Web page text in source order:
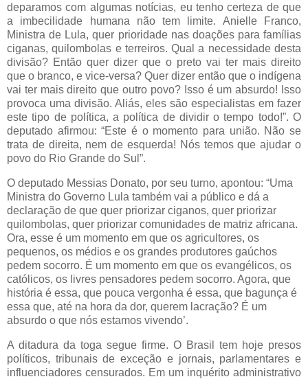
deparamos com algumas notícias, eu tenho certeza de que
a imbecilidade humana não tem limite. Anielle Franco,
Ministra de Lula, quer prioridade nas doações para famílias
ciganas, quilombolas e terreiros. Qual a necessidade desta
divisão? Então quer dizer que o preto vai ter mais direito
que o branco, e vice-versa? Quer dizer então que o indígena
vai ter mais direito que outro povo? Isso é um absurdo! Isso
provoca uma divisão. Aliás, eles são especialistas em fazer
este tipo de política, a política de dividir o tempo todo!”. O
deputado afirmou: “Este é o momento para união. Não se
trata de direita, nem de esquerda! Nós temos que ajudar o
povo do Rio Grande do Sul”.
O deputado Messias Donato, por seu turno, apontou: “Uma
Ministra do Governo Lula também vai a público e dá a
declaração de que quer priorizar ciganos, quer priorizar
quilombolas, quer priorizar comunidades de matriz africana.
Ora, esse é um momento em que os agricultores, os
pequenos, os médios e os grandes produtores gaúchos
pedem socorro. É um momento em que os evangélicos, os
católicos, os livres pensadores pedem socorro. Agora, que
história é essa, que pouca vergonha é essa, que bagunça é
essa que, até na hora da dor, querem lacração? É um
absurdo o que nós estamos vivendo’.
A ditadura da toga segue firme. O Brasil tem hoje presos
políticos, tribunais de exceção e jornais, parlamentares e
influenciadores censurados. Em um inquérito administrativo